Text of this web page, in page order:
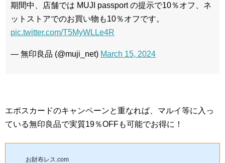
期間中、店舗では MUJI passport の提示で10％オフ、ネ
ットストアでのお買い物も10％オフです。
pic.twitter.com/T5MyWLLe4R
— 無印良品 (@muji_net) March 15, 2024
エポスカードのキャンペーンと重なれば、マルイ等に入っ
ている無印良品で実質19％OFFも可能でお得に！
お財布レス.com